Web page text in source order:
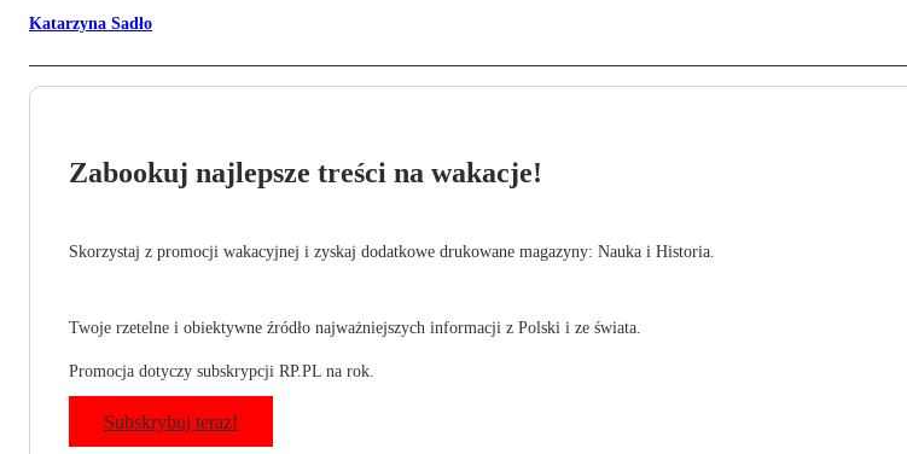
Katarzyna Sadło
Zabookuj najlepsze treści na wakacje!
Skorzystaj z promocji wakacyjnej i zyskaj dodatkowe drukowane magazyny: Nauka i Historia.
Twoje rzetelne i obiektywne źródło najważniejszych informacji z Polski i ze świata.
Promocja dotyczy subskrypcji RP.PL na rok.
Subskrybuj teraz!